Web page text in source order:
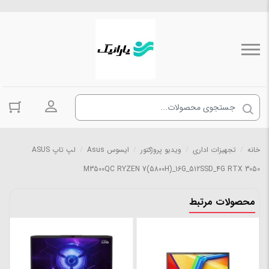
ورود به
خانه تجهیزات اداری ویدیو پروژکتور ایسوس Asus
لپ تاپ ASUS
M3500QC RYZEN 7(5800H)_16G_512SSD_4G RTX 3050
محصولات مرتبط